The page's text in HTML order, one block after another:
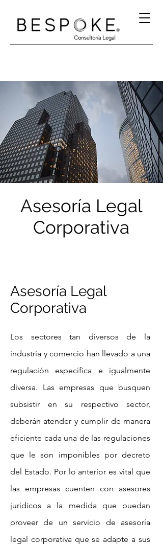
®
Asesoría Legal
Corporativa
Asesoría Legal
Corporativa
Los sectores tan diversos de la
industria y comercio han llevado a una
regulación específica e igualmente
diversa. Las empresas que busquen
subsistir en su respectivo sector,
deberán atender y cumplir de manera
eficiente cada una de las regulaciones
que le son imponibles por decreto
del Estado. Por lo anterior es vital que
las empresas cuenten con asesores
jurídicos a la medida que puedan
proveer de un servicio de asesoría
legal corporativa que se adapte a sus